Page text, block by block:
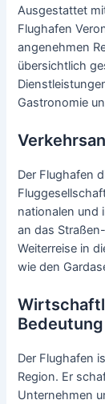
Ausgestattet
Flughafen
angenehmen
übersichtlich
Gastronomie
Der Flughafen
nationalen und
an das
Weiterreise in
wie den
Bedeutung
Der Flughafen
Region. Er
Unternehmen